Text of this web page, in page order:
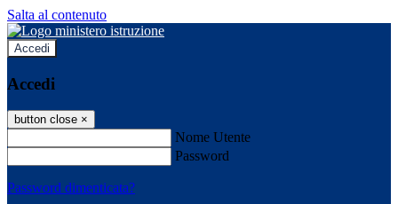
Salta al contenuto
Accedi
Accedi
button close ×
Nome Utente
Password
Password dimenticata?